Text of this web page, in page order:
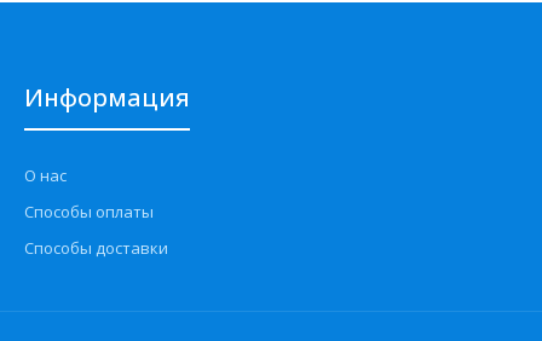
Информация
О нас
Способы оплаты
Способы доставки